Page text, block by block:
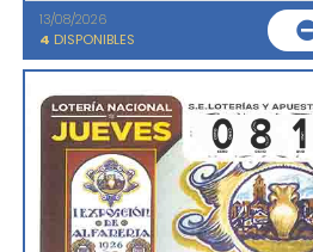
13/08/2026
4 DISPONIBLES